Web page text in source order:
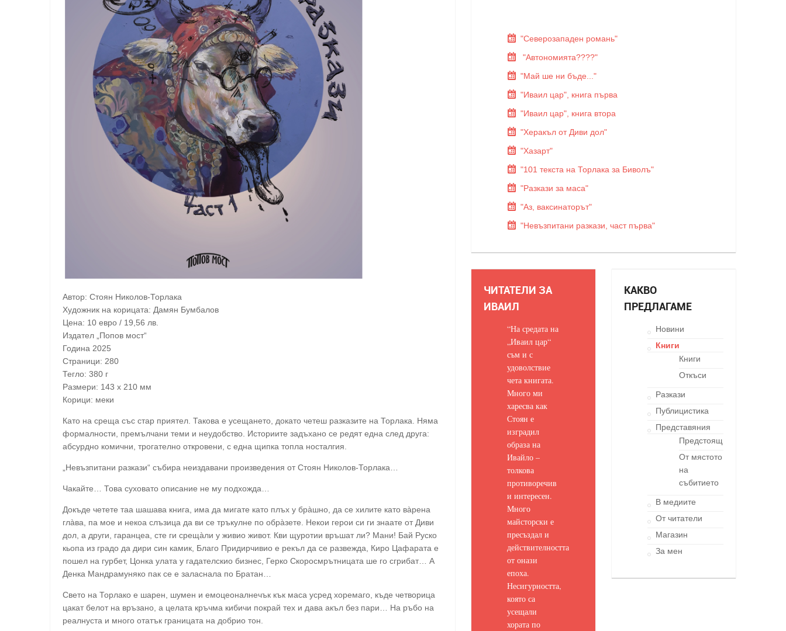
Автор: Стоян Николов-Торлака
Художник на корицата: Дамян Бумбалов
Цена: 10 евро / 19,56 лв.
Издател „Попов мост“
Година 2025
Страници: 280
Тегло: 380 г
Размери: 143 x 210 мм
Корици: меки
Като на среща със стар приятел. Такова е усещането, докато четеш разказите на Торлака. Няма
формалности, премълчани теми и неудобство. Историите задъхано се редят една след друга:
абсурдно комични, трогателно откровени, с една щипка топла носталгия.
„Невъзпитани разкази“ събира неиздавани произведения от Стоян Николов-Торлака…
Чакайте… Това суховато описание не му подхожда…
Докъде четете таа шашава книга, има да мигате като плъх у брàшно, да се хилите като вàрена
глàва, па мое и некоа слъзица да ви се тръкулне по обрàзете. Некои герои си ги знаате от Диви
дол, а други, гаранцеа, сте ги срещàли у живио живот. Кви щуротии връшат ли? Мани! Бай Руско
кьопа из градо да дири син камик, Благо Придирчивио е рекъл да се развежда, Киро Цафарата е
пошел на гурбет, Цонка улата у гадателскио бизнес, Герко Скоросмрътницата ше го сгрибат… А
Денка Мандрамуняко пак се е заласнала по Братан…
Свето на Торлако е шарен, шумен и емоцеоналнечък кък маса усред хоремаго, къде четворица
цакат белот на връзано, а целата кръчма кибичи покрай тех и дава акъл без пари… На ръбо на
реалнуста и много отатък границата на добрио тон.
"Северозападен романь"
"Автономията????"
"Май ше ни бъде..."
"Иваил цар", книга първа
"Иваил цар", книга втора
"Херакъл от Диви дол"
"Хазарт"
"101 текста на Торлака за Биволъ"
"Разкази за маса"
"Аз, ваксинаторът"
"Невъзпитани разкази, част първа"
ЧИТАТЕЛИ ЗА
ИВАИЛ
“На средата на
„Иваил цар“
съм и с
удоволствие
чета книгата.
Много ми
харесва как
Стоян е
изградил
образа на
Ивайло –
толкова
противоречив
и интересен.
Много
майсторски е
пресъздал и
действителността
от онази
епоха.
Несигурността,
която са
усещали
хората по
КАКВО
ПРЕДЛАГАМЕ
Новини
Книги
Книги
Откъси
Разкази
Публицистика
Представяния
Предстоящи
От мястото
на
събитието
В медиите
От читатели
Магазин
За мен